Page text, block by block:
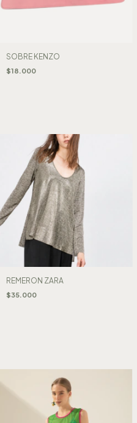
SOBRE KENZO
$18.000
REMERON ZARA
$35.000